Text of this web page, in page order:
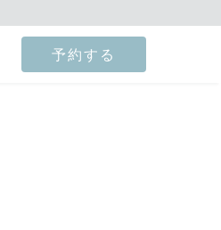
予約する